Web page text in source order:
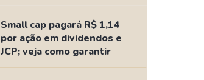
Small cap pagará R$ 1,14
por ação em dividendos e
JCP; veja como garantir